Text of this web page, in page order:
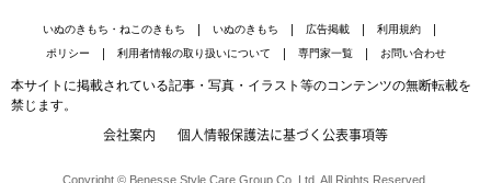
いぬのきもち・ねこのきもち いぬのきもち 広告掲載
利用規約
ポリシー
利用者情報の取り扱いについて 専門家一覧 お問い合わせ
本サイトに掲載されている記事・写真・イラスト等のコンテンツの無断転載を
禁じます。
会社案内 個人情報保護法に基づく公表事項等
Copyright © Benesse Style Care Group Co.,Ltd. All Rights Reserved.